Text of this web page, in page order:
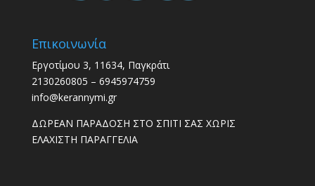
Επικοινωνία
Εργοτίμου 3, 11634, Παγκράτι
2130260805 – 6945974759
info@kerannymi.gr
ΔΩΡΕΑΝ ΠΑΡΑΔΟΣΗ ΣΤΟ ΣΠΙΤΙ ΣΑΣ ΧΩΡΙΣ
ΕΛΑΧΙΣΤΗ ΠΑΡΑΓΓΕΛΙΑ